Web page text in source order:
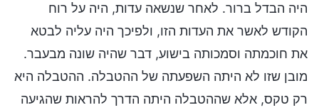
היה הבדל ברור. לאחר שנשאה עדות, היה על רוח
הקודש לאשר את העדות הזו, ולפיכך היה עליה לבטא
את חוכמתה וסמכותה בישוע, דבר שהיה שונה מבעבר.
מובן שזו לא היתה השפעתה של ההטבלה. ההטבלה היא
רק טקס, אלא שההטבלה היתה הדרך להראות שהגיעה